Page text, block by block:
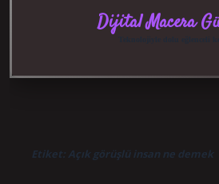
Dijital Macera
Etiket: Açık görüşlü insan ne demek